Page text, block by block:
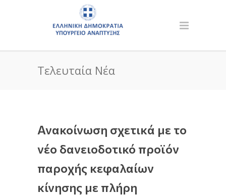
Τελευταία Νέα
Ανακοίνωση σχετικά με το
νέο δανειοδοτικό προϊόν
παροχής κεφαλαίων
κίνησης με πλήρη